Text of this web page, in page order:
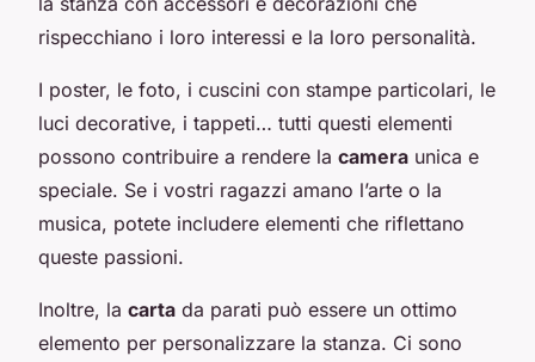
rispecchiano i loro interessi e la loro personalità.
I poster, le foto, i cuscini con stampe particolari, le
luci decorative, i tappeti… tutti questi elementi
possono contribuire a rendere la camera unica e
speciale. Se i vostri ragazzi amano l’arte o la
musica, potete includere elementi che riflettano
queste passioni.
Inoltre, la carta da parati può essere un ottimo
elemento per personalizzare la stanza. Ci sono